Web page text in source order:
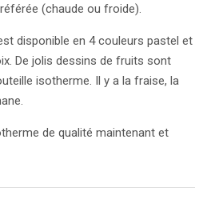
(chaude ou froide).
disponible en 4 couleurs pastel et
De jolis dessins de fruits sont
isotherme. Il y a la fraise, la
de qualité maintenant et